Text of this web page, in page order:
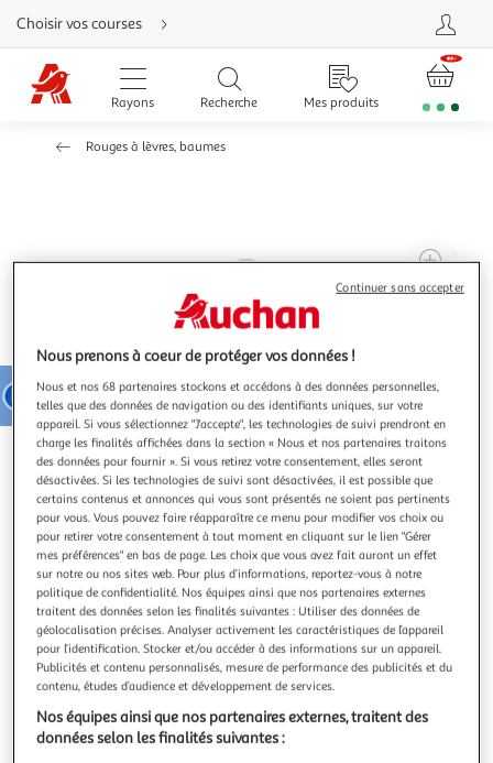
Aller
directement
au
contenu
Aller
directement
Aller
la
Choisir vos courses
Rayons Recherche Mes produits
Rouges à lèvres, baumes
Illustration
précédente
Illustration
suivante
L'OREAL
Color riche baume teinté 112 pastel exaltation
Vous voulez connaître le prix de ce produit ?
Afficher le prix
Nous prenons à coeur de protéger vos données !
Nous et nos 68 partenaires stockons et accédons à des données personnelles,
telles que des données de navigation ou des identifiants uniques, sur votre
appareil. Si vous sélectionnez "J'accepte", les technologies de suivi prendront en
charge les finalités affichées dans la section « Nous et nos partenaires traitons
des données pour fournir ». Si vous retirez votre consentement, elles seront
désactivées. Si les technologies de suivi sont désactivées, il est possible que
certains contenus et annonces qui vous sont présentés ne soient pas pertinents
pour vous. Vous pouvez faire réapparaître ce menu pour modifier vos choix ou
pour retirer votre consentement à tout moment en cliquant sur le lien "Gérer
mes préférences" en bas de page. Les choix que vous avez fait auront un effet
sur notre ou nos sites web. Pour plus d’informations, reportez-vous à notre
politique de confidentialité. Nos équipes ainsi que nos partenaires externes
traitent des données selon les finalités suivantes : Utiliser des données de
géolocalisation précises. Analyser activement les caractéristiques de l’appareil
pour l’identification. Stocker et/ou accéder à des informations sur un appareil.
Publicités et contenu personnalisés, mesure de performance des publicités et du
contenu, études d’audience et développement de services.
Nos équipes ainsi que nos partenaires externes, traitent des
données selon les finalités suivantes :
Continuer sans accepter